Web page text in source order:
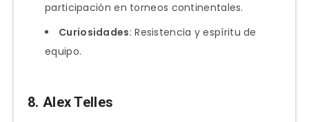
participación en torneos continentales.
Curiosidades: Resistencia y espíritu de
equipo.
8. Alex Telles